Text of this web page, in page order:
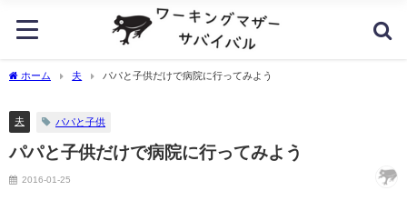
ホーム 夫 パパと子供だけで病院に行ってみよう
夫 パパと子供
パパと子供だけで病院に行ってみよう
2016-01-25